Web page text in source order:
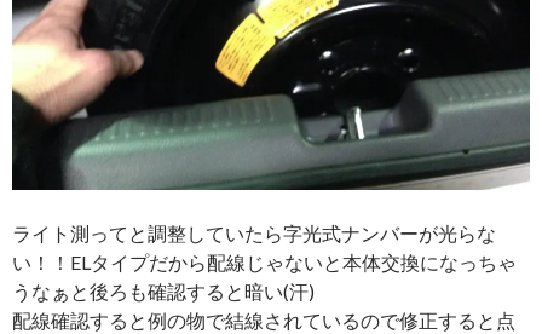
ライト測ってと調整していたら字光式ナンバーが光らな
い！！ELタイプだから配線じゃないと本体交換になっちゃ
うなぁと後ろも確認すると暗い(汗)
配線確認すると例の物で結線されているので修正すると点